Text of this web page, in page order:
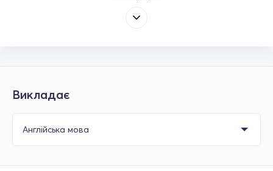
Викладає